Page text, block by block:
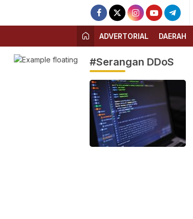
ADVERTORIAL DAERAH
#Serangan DDoS